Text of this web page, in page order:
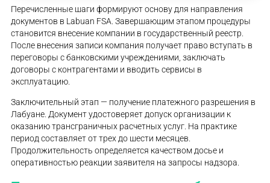
Перечисленные шаги формируют основу для направления
документов в Labuan FSA. Завершающим этапом процедуры
становится внесение компании в государственный реестр.
После внесения записи компания получает право вступать в
переговоры с банковскими учреждениями, заключать
договоры с контрагентами и вводить сервисы в
эксплуатацию.
Заключительный этап — получение платежного разрешения в
Лабуане. Документ удостоверяет допуск организации к
оказанию трансграничных расчетных услуг. На практике
период составляет от трех до шести месяцев.
Продолжительность определяется качеством досье и
оперативностью реакции заявителя на запросы надзора.